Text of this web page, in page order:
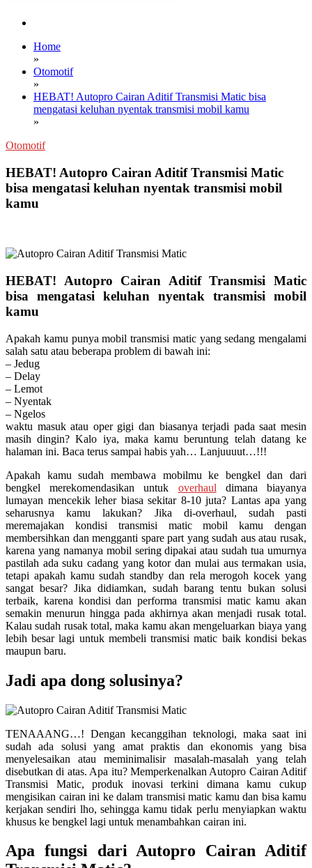
Home
»
Otomotif
»
HEBAT! Autopro Cairan Aditif Transmisi Matic bisa
mengatasi keluhan nyentak transmisi mobil kamu
»
Otomotif
HEBAT! Autopro Cairan Aditif Transmisi Matic
bisa mengatasi keluhan nyentak transmisi mobil
kamu
HEBAT! Autopro Cairan Aditif Transmisi Matic
bisa mengatasi keluhan nyentak transmisi mobil
kamu
Apakah kamu punya mobil transmisi matic yang sedang mengalami
salah satu atau beberapa problem di bawah ini:
– Jedug
– Delay
– Lemot
– Nyentak
– Ngelos
waktu masuk atau oper gigi dan biasanya terjadi pada saat mesin
masih dingin? Kalo iya, maka kamu beruntung telah datang ke
halaman ini. Baca terus sampai habis yah… Lanjuuuut…!!!
Apakah kamu sudah membawa mobilmu ke bengkel dan dari
bengkel merekomendasikan untuk overhaul dimana biayanya
lumayan mencekik leher biasa sekitar 8-10 juta? Lantas apa yang
seharusnya kamu lakukan? Jika di-overhaul, sudah pasti
meremajakan kondisi transmisi matic mobil kamu dengan
membersihkan dan mengganti spare part yang sudah aus atau rusak,
karena yang namanya mobil sering dipakai atau sudah tua umurnya
pastilah ada suku cadang yang kotor dan mulai aus termakan usia,
tetapi apakah kamu sudah standby dan rela merogoh kocek yang
sangat besar? Jika didiamkan, sudah barang tentu bukan solusi
terbaik, karena kondisi dan performa transmisi matic kamu akan
semakin menurun hingga pada akhirnya akan menjadi rusak total.
Kalau sudah rusak total, maka kamu akan mengeluarkan biaya yang
lebih besar lagi untuk membeli transmisi matic baik kondisi bekas
maupun baru.
Jadi apa dong solusinya?
TENAAANG…! Dengan kecanggihan teknologi, maka saat ini
sudah ada solusi yang amat praktis dan ekonomis yang bisa
menyelesaikan atau meminimalisir masalah-masalah yang telah
disebutkan di atas. Apa itu? Memperkenalkan Autopro Cairan Aditif
Transmisi Matic, produk inovasi terkini dimana kamu cukup
mengisikan cairan ini ke dalam transmisi matic kamu dan bisa kamu
kerjakan sendiri lho, sehingga kamu tidak perlu menyiapkan waktu
khusus ke bengkel lagi untuk menambahkan cairan ini.
Apa fungsi dari Autopro Cairan Aditif